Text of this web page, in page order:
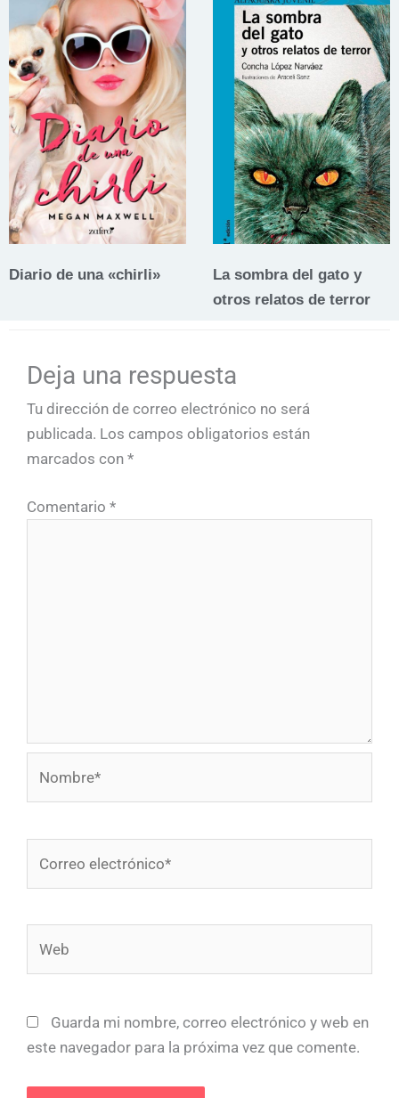
Diario de una «chirli»
La sombra del gato y
otros relatos de terror
Deja una respuesta
Tu dirección de correo electrónico no será
publicada. Los campos obligatorios están
marcados con *
Comentario *
electrónico*
Guarda mi nombre, correo electrónico y web en
este navegador para la próxima vez que comente.